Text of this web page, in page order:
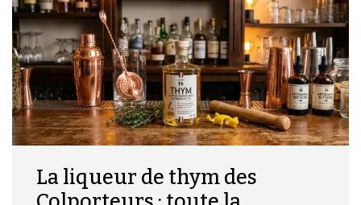
La liqueur de thym des